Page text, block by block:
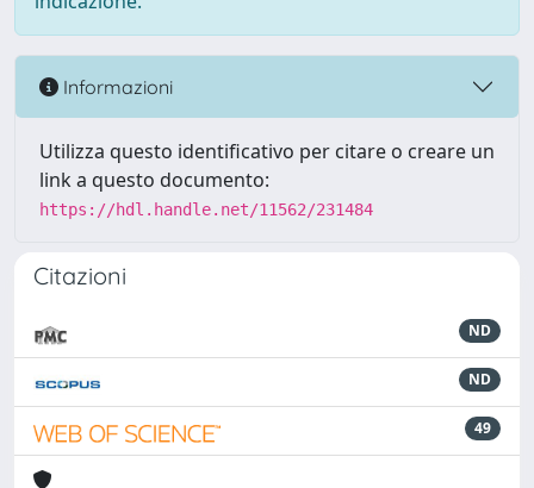
Informazioni
Utilizza questo identificativo per citare o creare un
link a questo documento:
https://hdl.handle.net/11562/231484
Citazioni
ND
ND
49